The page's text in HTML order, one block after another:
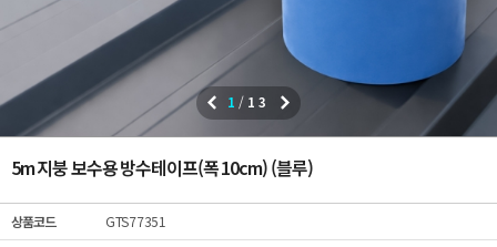
1 / 13
5m 지붕 보수용 방수테이프(폭 10cm) (블루)
상품코드
GTS77351